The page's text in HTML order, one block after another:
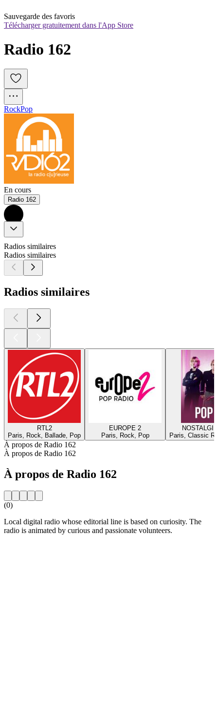
Sauvegarde des favoris
Télécharger gratuitement dans l'App Store
Radio 162
RockPop
En cours
Radio 162
Radios similaires
Radios similaires
Radios similaires
RTL2
Paris, Rock, Ballade, Pop
EUROPE 2
Paris, Rock, Pop
Paris, Classic
À propos de Radio 162
À propos de Radio 162
À propos de Radio 162
(0)
Local digital radio whose editorial line is based on curiosity. The
radio is animated by curious and passionate volunteers.